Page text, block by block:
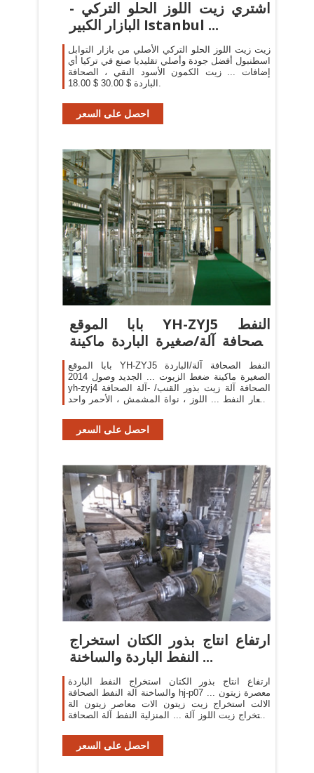
اشتري زيت اللوز الحلو التركي -
البازار الكبير Istanbul ...
زيت زيت اللوز الحلو التركي الأصلي من بازار التوابل
اسطنبول أفضل جودة وأصلي تقليديا صنع في تركيا أي
إضافات ... زيت الكمون الأسود النقي ، الصحافة
الباردة $ 30.00 $ 18.00.
احصل على السعر
بابا الموقع YH-ZYJ5 النفط
الصحافة آلة/صغيرة الباردة ماكينة
بابا الموقع YH-ZYJ5 النفط الصحافة آلة/الباردة
الصغيرة ماكينة ضغط الزيوت ... الجديد وصول 2014
yh-zyj4 الصحافة آلة زيت بذور القنب/ -آلة الصحافة
أسعار النفط ... اللوز ، نواة المشمش ، الأحمر واحد
احصل على السعر
ارتفاع انتاج بذور الكتان استخراج
النفط الباردة والساخنة ...
ارتفاع انتاج بذور الكتان استخراج النفط الباردة
والساخنة آلة النفط الصحافة hj-p07 ... معصرة زيتون
الالت استخراج زيت زيتون الات معاصر زيتون الة
استخراج زيت اللوز آلة ... المنزلية النفط آلة الصحافة
احصل على السعر